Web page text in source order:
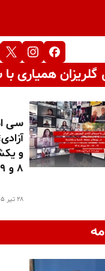
همیاری با
سـی
۸ و ۹ اوت ۲۰۲۶
۲۸ تیر ۱۴۰۵